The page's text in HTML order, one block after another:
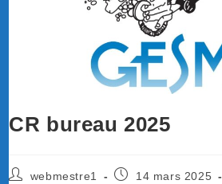
CR bureau 2025
webmestre1
14 mars 2025